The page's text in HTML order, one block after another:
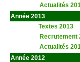
Actualités
Année 2013
Textes 2013
Recrutement
Actualités
Année 2012